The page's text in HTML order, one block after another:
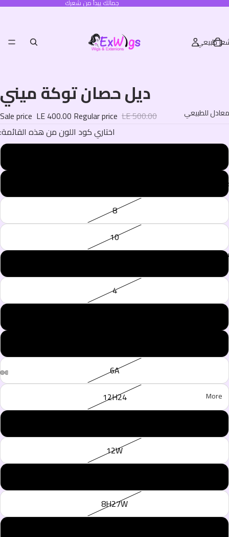
جمالك يبدأ من شعرك
طبيعي
للطبيعي
المنتجات
الرئيسية
More
ديل حصان توكة ميني
Sale price LE 400.00 Regular price LE 500.00
:اختاري كود اللون من هذه القائمة
8
10
4
6A
12H24
12W
8H27W